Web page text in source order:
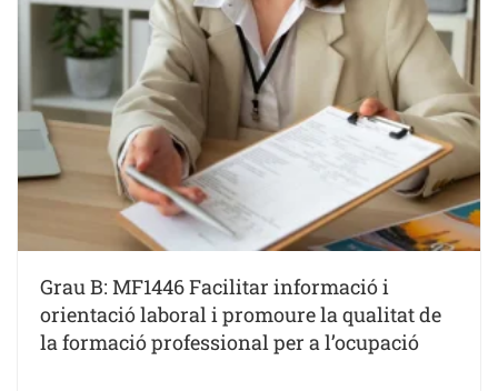
Grau B: MF1446 Facilitar informació i
orientació laboral i promoure la qualitat de
la formació professional per a l’ocupació